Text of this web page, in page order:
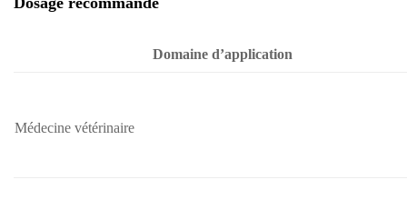
Domaine d’application
Médecine vétérinaire